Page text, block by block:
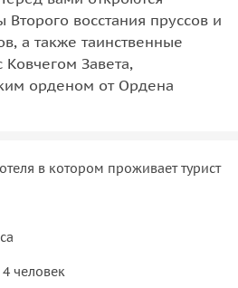
восстания пруссов и
а также таинственные
Ковчегом Завета,
орденом от Ордена
в котором проживает турист
человек